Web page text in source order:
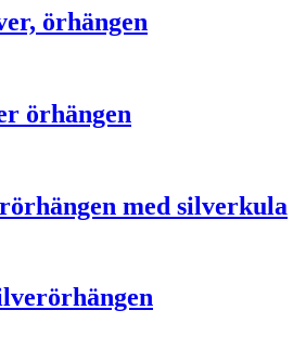
örhängen
örhängen
med silverkula